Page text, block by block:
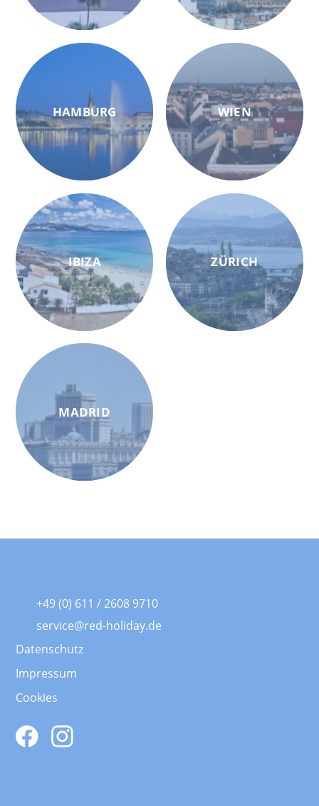
HAMBURG
IBIZA
MADRID
WIEN
ZÜRICH
+49 (0) 611 / 2608 9710
service@red-holiday.de
Datenschutz
Impressum
Cookies